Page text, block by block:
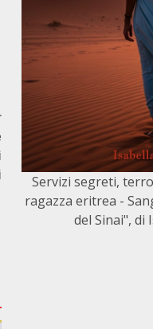
Servizi segreti,
ragazza eritrea -
del Sinai", di